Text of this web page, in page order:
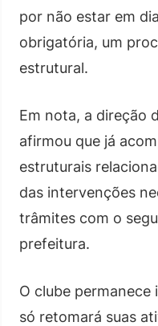
por não estar em
obrigatória, um
estrutural.
Em nota, a direção
afirmou que já
estruturais
das intervenções
trâmites com o
prefeitura.
O clube
só retomará suas